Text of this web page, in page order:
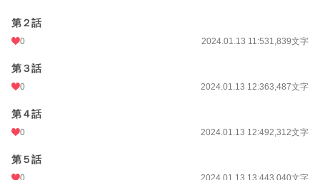
年間ポイント
第２話
0 2024.01.13 11:531,839文字
第３話
0 2024.01.13 12:363,487文字
第４話
0 2024.01.13 12:492,312文字
第５話
0 2024.01.13 13:443,040文字